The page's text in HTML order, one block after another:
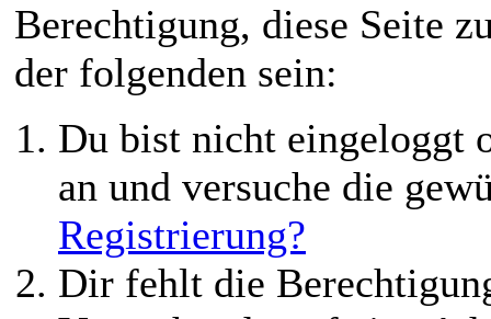
Berechtigung, diese Seite
der folgenden sein:
Du bist nicht eingeloggt
an und versuche die
Registrierung?
Dir fehlt die